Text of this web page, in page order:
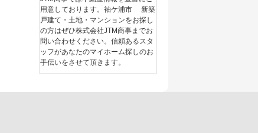
用意しております。袖ケ浦市 新築
戸建て・土地・マンションをお探し
の方はぜひ株式会社JTM商事までお
問い合わせください。信頼あるスタ
ッフがあなたのマイホーム探しのお
手伝いをさせて頂きます。